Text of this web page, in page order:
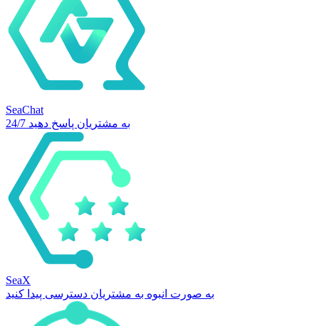
SeaChat
24/7 به مشتریان پاسخ دهید
SeaX
به صورت انبوه به مشتریان دسترسی پیدا کنید